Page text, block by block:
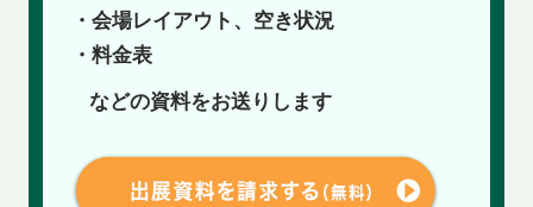
・会場レイアウト、空き状況
・料金表
などの資料をお送りします